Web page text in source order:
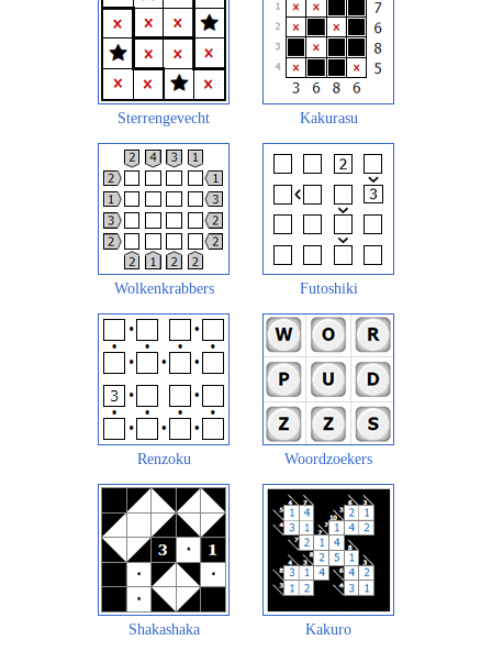
Sterrengevecht Kakurasu
Wolkenkrabbers Futoshiki
Renzoku Woordzoekers
Shakashaka Kakuro